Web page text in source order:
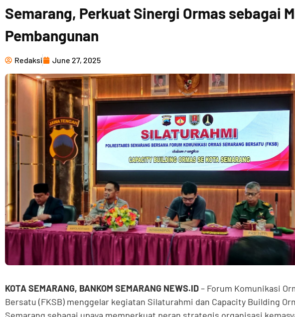
Semarang, Perkuat Sinergi Ormas sebagai
Pembangunan
Redaksi June 27, 2025
KOTA SEMARANG, BANKOM SEMARANG NEWS.ID– Forum Komunikasi
Bersatu (FKSB) menggelar kegiatan Silaturahmi dan Capacity Building